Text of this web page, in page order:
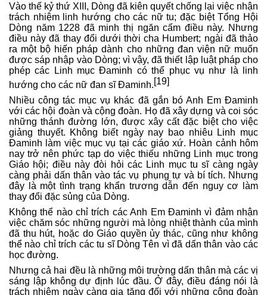
Vào thế kỷ thứ XIII, Dòng đã kiên quyết chống lại việc nhận
trách nhiệm linh hướng cho các nữ tu; đặc biệt Tổng Hội
Dòng năm 1228 đã minh thị ngăn cấm điều này. Nhưng
điều này đã thay đổi dưới thời cha Humbert; ngài đã thảo
ra một bộ hiến pháp dành cho những đan viện nữ muốn
được sáp nhập vào Dòng; vì vậy, đã thiết lập luật pháp cho
phép các Linh mục Đaminh có thể phục vụ như là linh
hướng cho các nữ đan sĩ Đaminh.[19]
Nhiều công tác mục vụ khác đã gắn bó Anh Em Đaminh
với các hội đoàn và cộng đoàn. Họ đã xây dựng và coi sóc
những thánh đường lớn, được xây cất đặc biệt cho việc
giảng thuyết. Không biết ngày nay bao nhiêu Linh mục
Đaminh làm việc mục vụ tại các giáo xứ. Hoàn cảnh hôm
nay trở nên phức tạp do việc thiếu những Linh mục trong
Giáo hội; điều này đòi hỏi các Linh mục tu sĩ càng ngày
càng phải dấn thân vào tác vụ phụng tự và bí tích. Nhưng
đây là một tình trạng khẩn trương dẫn đến nguy cơ làm
thay đổi đặc sủng của Dòng.
Không thể nào chỉ trích các Anh Em Đaminh vì đảm nhận
việc chăm sóc những người mà lòng nhiệt thành của mình
đã thu hút, hoặc do Giáo quyền ủy thác, cũng như không
thể nào chỉ trích các tu sĩ Dòng Tên vì đã dấn thân vào các
học đường.
Nhưng cả hai đều là những môi trường dấn thân mà các vị
sáng lập không dự định lúc đầu. Ở đây, điều đáng nói là
trách nhiệm ngày càng gia tăng đối với những cộng đoàn